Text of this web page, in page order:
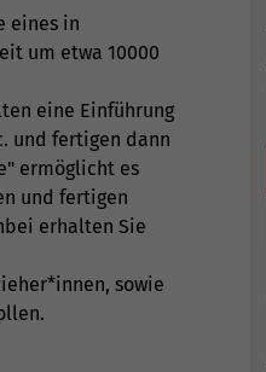
eines in
um etwa 10000
eine Einführung
und fertigen dann
ermöglicht es
und fertigen
erhalten Sie
sowie